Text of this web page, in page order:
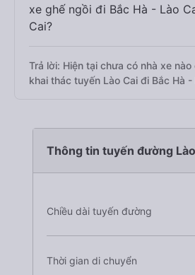
xe ghế ngồi đi Bắc Hà - Lào
Cai?
Trả lời: Hiện tại chưa có nhà xe
khai thác tuyến Lào Cai đi Bắc Hà -
Thông tin tuyến đường
Chiều dài tuyến đường
Thời gian di chuyển